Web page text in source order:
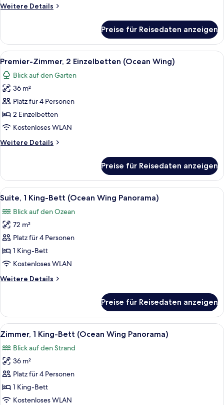
Wing)
Weitere Details
Weitere
Zimmer,
1 King-
Bett
Wing)
Preise für Reisedaten anzeigen
Alle
Fotos
für
Premier-
Zimmer,
2 Einzelbetten
(Ocean
anzeigen
Ein Hotelzimmer mit Fernseher,
8
Premier-Zimmer, 2 Einzelbetten (Ocean Wing)
Blick auf den Garten
36 m²
Platz für 4 Personen
2 Einzelbetten
Kostenloses WLAN
Weitere Details
Weitere
Zimmer,
2 Einzelbetten
(Ocean
Preise für Reisedaten anzeigen
Alle
Fotos
für
Suite,
1 King-
Bett
(Ocean
Panorama)
Ein modernes Hotelzimmer mit
10
Suite, 1 King-Bett (Ocean Wing Panorama)
Blick auf den Ozean
72 m²
Platz für 4 Personen
1 King-Bett
Kostenloses WLAN
Weitere Details
Weitere
1 King-
Bett
(Ocean
Panorama)
Preise für Reisedaten anzeigen
Alle
Fotos
für
Zimmer,
1 King-
Bett
(Ocean
Ein Hotelzimmer mit einem großen
8
Zimmer, 1 King-Bett (Ocean Wing Panorama)
Blick auf den Strand
36 m²
Platz für 4 Personen
1 King-Bett
Kostenloses WLAN